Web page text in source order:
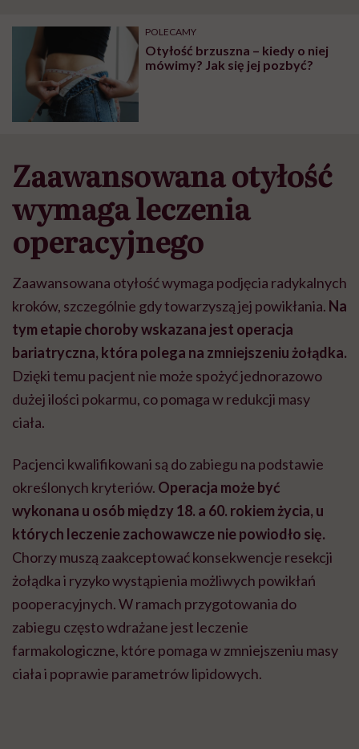
POLECAMY
Otyłość brzuszna – kiedy o niej
mówimy? Jak się jej pozbyć?
Zaawansowana otyłość
wymaga leczenia
operacyjnego
Zaawansowana otyłość wymaga podjęcia radykalnych
kroków, szczególnie gdy towarzyszą jej powikłania. Na
tym etapie choroby wskazana jest operacja
bariatryczna, która polega na zmniejszeniu żołądka.
Dzięki temu pacjent nie może spożyć jednorazowo
dużej ilości pokarmu, co pomaga w redukcji masy
ciała.
Pacjenci kwalifikowani są do zabiegu na podstawie
określonych kryteriów. Operacja może być
wykonana u osób między 18. a 60. rokiem życia, u
których leczenie zachowawcze nie powiodło się.
Chorzy muszą zaakceptować konsekwencje resekcji
żołądka i ryzyko wystąpienia możliwych powikłań
pooperacyjnych. W ramach przygotowania do
zabiegu często wdrażane jest leczenie
farmakologiczne, które pomaga w zmniejszeniu masy
ciała i poprawie parametrów lipidowych.